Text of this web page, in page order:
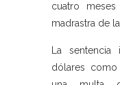
cuatro
madrastra de
La
dólares